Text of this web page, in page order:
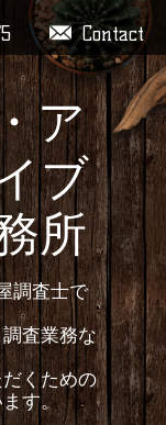
Contact
ア
ブ
所
調査士で
査業務な
くための
す。